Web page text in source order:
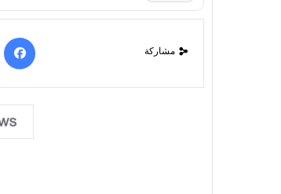
مشاركة